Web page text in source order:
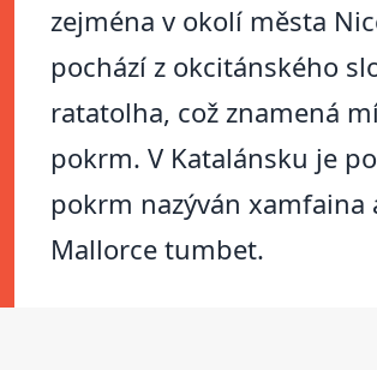
zejména v okolí města
pochází z okcitánského
ratatolha, což znamená
pokrm. V Katalánsku je
pokrm nazýván xamfaina
Mallorce tumbet.